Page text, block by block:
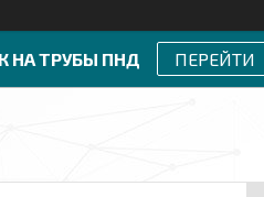
НА ТРУБЫ ПНД ПЕРЕЙТИ